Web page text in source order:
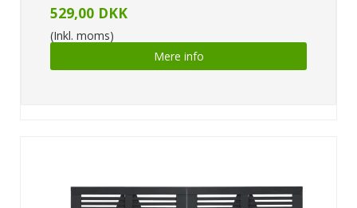
529,00 DKK
(Inkl. moms)
Mere info